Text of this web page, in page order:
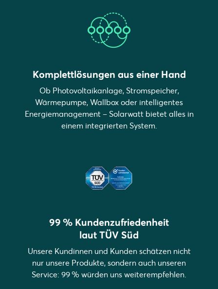
Komplettlösungen aus einer Hand
Ob Photovoltaikanlage, Stromspeicher,
Wärmepumpe, Wallbox oder intelligentes
Energiemanagement – Solarwatt bietet alles in
einem integrierten System.
99 % Kundenzufriedenheit
laut TÜV Süd
Unsere Kundinnen und Kunden schätzen nicht
nur unsere Produkte, sondern auch unseren
Service: 99 % würden uns weiterempfehlen.